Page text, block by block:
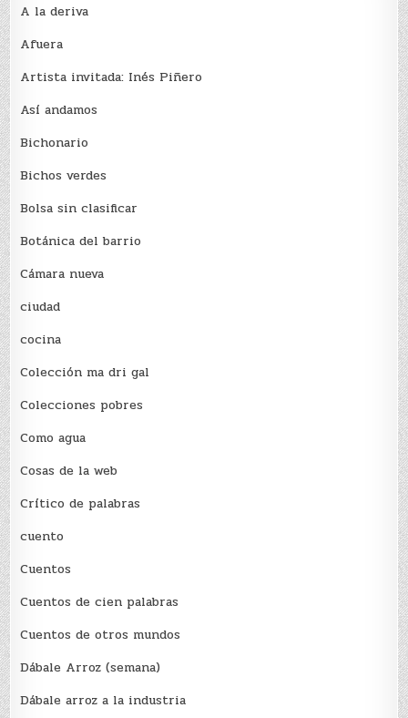
A la deriva
Afuera
Artista invitada: Inés Piñero
Así andamos
Bichonario
Bichos verdes
Bolsa sin clasificar
Botánica del barrio
Cámara nueva
ciudad
cocina
Colección ma dri gal
Colecciones pobres
Como agua
Cosas de la web
Crítico de palabras
cuento
Cuentos
Cuentos de cien palabras
Cuentos de otros mundos
Dábale Arroz (semana)
Dábale arroz a la industria